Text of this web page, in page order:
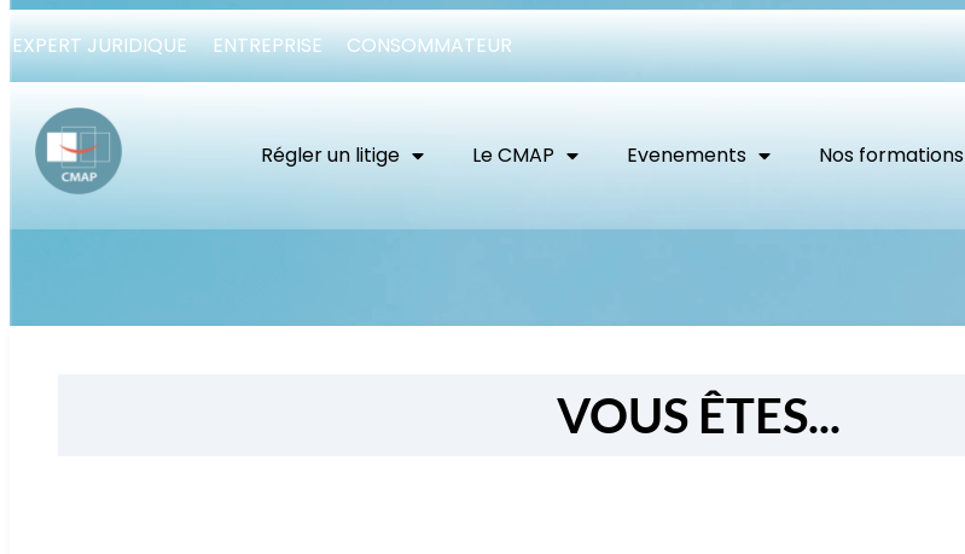
EXPERT JURIDIQUE ENTREPRISE CONSOMMATEUR
Régler un litige Le CMAP Evenements Nos formations
VOUS ÊTES...